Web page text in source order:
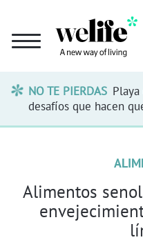
NO TE PIERDAS
desafíos que hacen
Alimentos